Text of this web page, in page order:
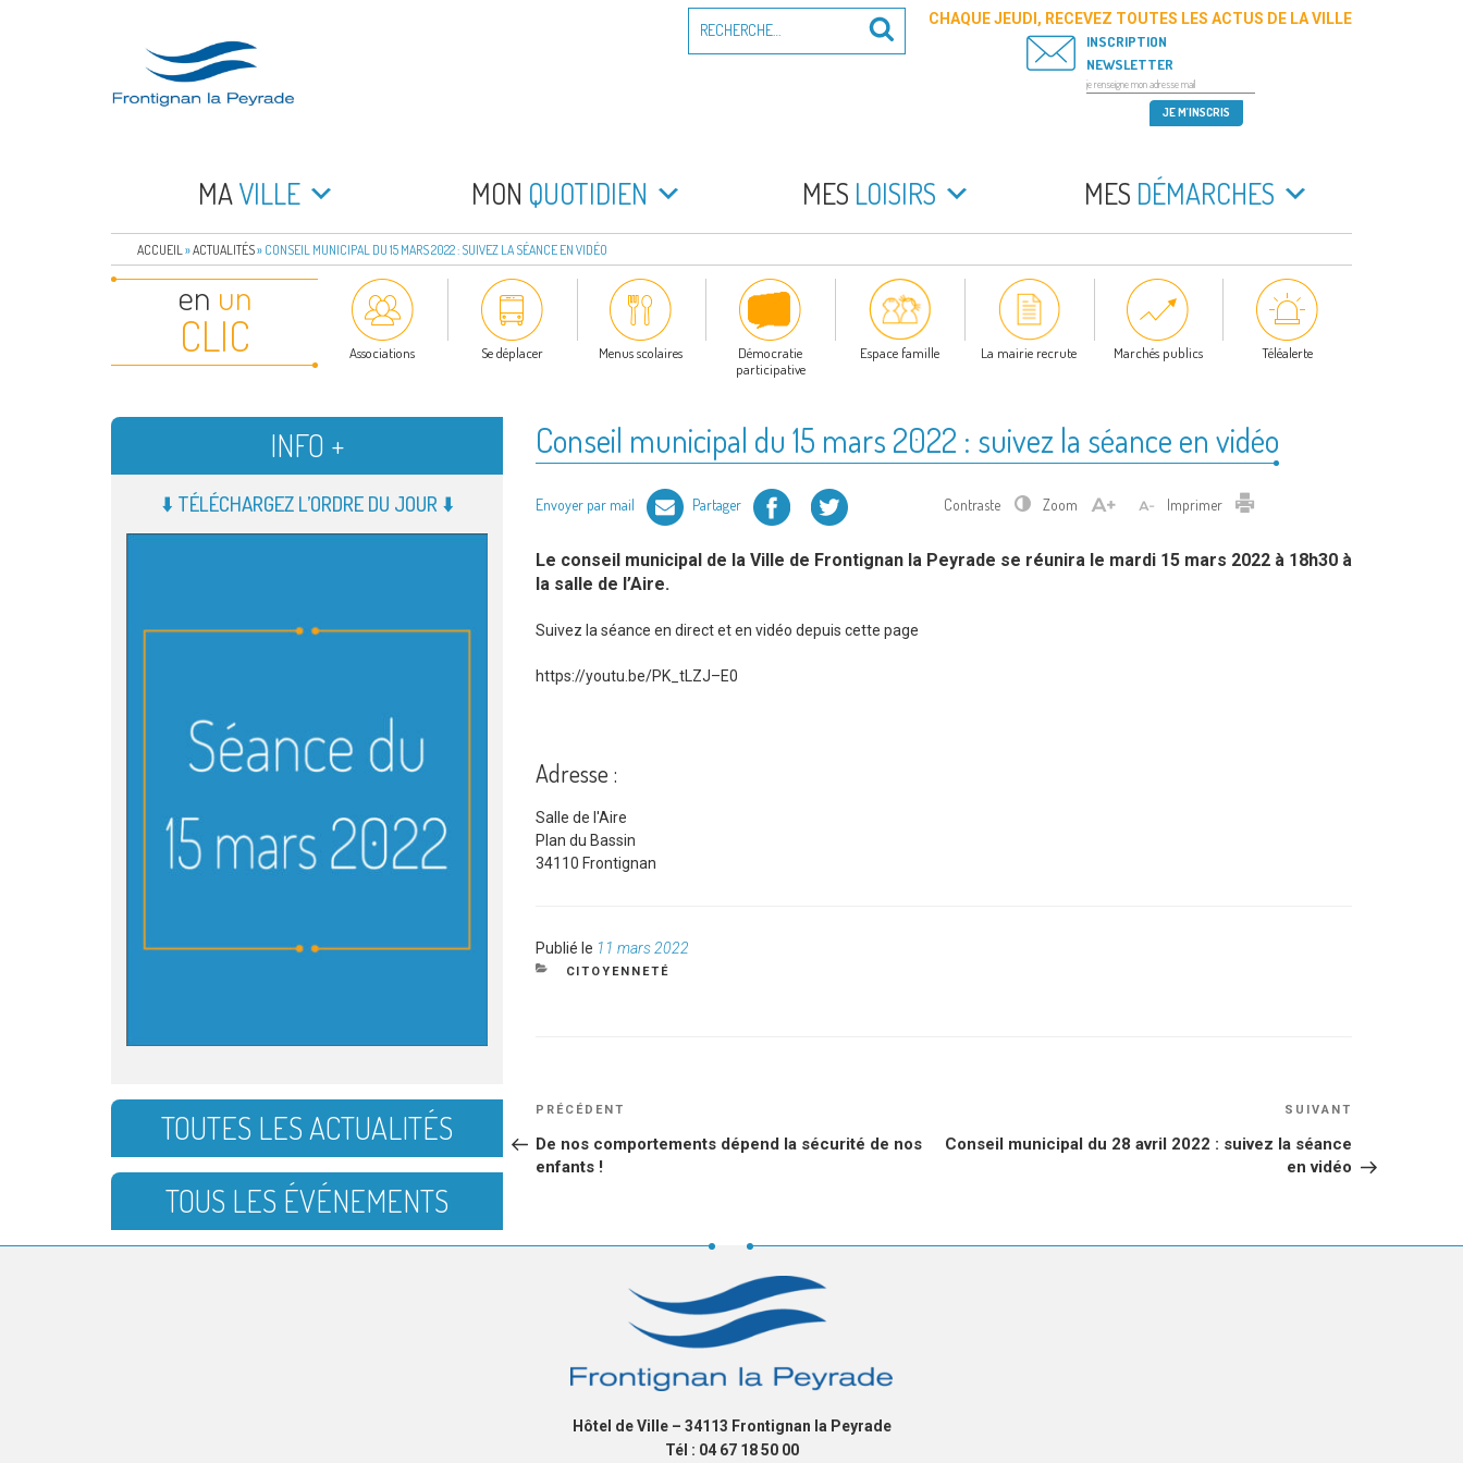
FRONTIGNAN LA PEYRADE
pour
Recherche
CHAQUE JEUDI, RECEVEZ TOUTES LES ACTUS DE LA VILLE
INSCRIPTION
NEWSLETTER
MAVILLE MON QUOTIDIEN MES LOISIRS MES DÉMARCHES
ACCUEIL »ACTUALITÉS» CONSEIL MUNICIPAL DU 15 MARS 2022 : SUIVEZ LA SÉANCE EN VIDÉO
en un
CLIC Associations Se déplacer Menus scolaires
Démocratie
participative
Espace famille La mairie recrute Marchés publics Téléalerte
Conseil municipal du 15 mars 2022 : suivez la séance en vidéo
Envoyer par mail Partager Facebook Twitter Contraste Zoom Imprimer Imprimer
Le conseil municipal de la Ville de Frontignan la Peyrade se réunira le mardi 15 mars 2022 à 18h30 à
la salle de l’Aire.
Suivez la séance en direct et en vidéo depuis cette page
https://youtu.be/PK_tLZJ–E0
Adresse :
Salle de l'Aire
Plan du Bassin
34110 Frontignan
Publié le Publié
le
11 mars 2022
CATÉGORIES
CITOYENNETÉ
NAVIGATION
DE
L’ARTICLE
Article
PRÉCÉDENT
De nos comportements dépend la sécurité de nos
enfants !
SUIVANT
Conseil municipal du 28 avril 2022 : suivez la séance
en vidéo
INFO +
⬇️ TÉLÉCHARGEZ L’ORDRE DU JOUR ⬇️
TOUTES LES ACTUALITÉS
TOUS LES ÉVÉNEMENTS
Hôtel de Ville – 34113 Frontignan la Peyrade
Tél : 04 67 18 50 00